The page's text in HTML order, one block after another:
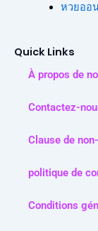
หวยออ
Quick Links
À propos de
Contactez-
Clause de
politique de
Conditions